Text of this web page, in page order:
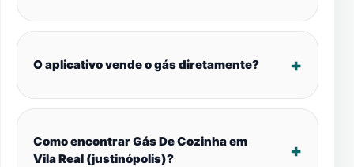
O aplicativo vende o gás diretamente?
Como encontrar Gás De Cozinha em
Vila Real (justinópolis)?